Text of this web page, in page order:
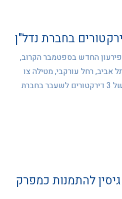
החדש בספטמבר הקרוב,
רחל עורקבי, מטילה צו
עיקול של עד 65 מיליון ש"ח של 3 דירקטורים לשעבר בחברת
להתמנות כמפרק